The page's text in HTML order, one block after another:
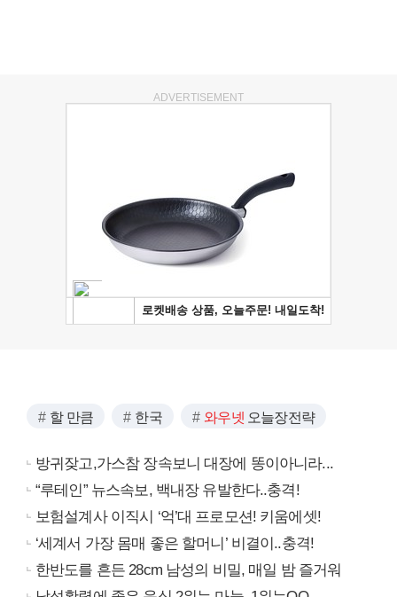
ADVERTISEMENT
할 만큼 한국 와우넷 오늘장전략
방귀잦고,가스참 장속보니 대장에 똥이아니라...
“루테인” 뉴스속보, 백내장 유발한다..충격!
보험설계사 이직시 ‘억’대 프로모션! 키움에셋!
‘세계서 가장 몸매 좋은 할머니’ 비결이..충격!
한반도를 흔든 28cm 남성의 비밀, 매일 밤 즐거워